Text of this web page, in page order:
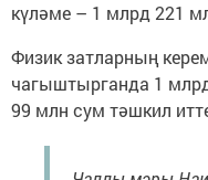
күләме – 1 млрд 221
Физик затларның
чагыштырганда 1
99 млн сум тәшкил